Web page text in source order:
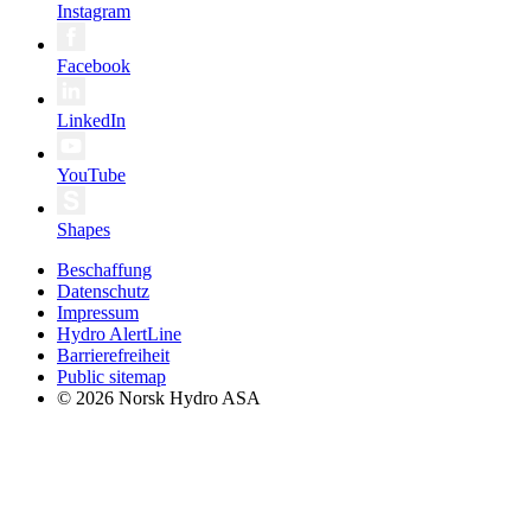
Instagram
Facebook
LinkedIn
YouTube
Shapes
Beschaffung
Datenschutz
Impressum
Hydro AlertLine
Barrierefreiheit
Public sitemap
© 2026 Norsk Hydro ASA